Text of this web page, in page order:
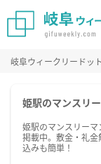
岐阜ウィークリードッ
姫駅のマンスリ
姫駅のマンスリー
掲載中。敷金・礼
込みも簡単！